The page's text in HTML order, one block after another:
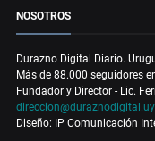
NOSOTROS
Durazno Digital Diario.
Más de 88.000 seguidores
Fundador y Director - Lic.
direccion@duraznodigital.uy
Diseño: IP Comunicación